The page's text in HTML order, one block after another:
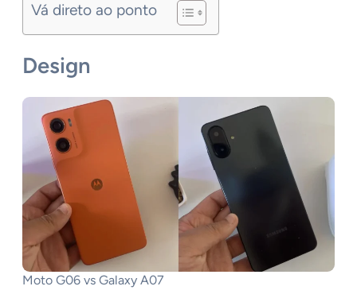
Vá direto ao ponto
Design
Moto G06 vs Galaxy A07